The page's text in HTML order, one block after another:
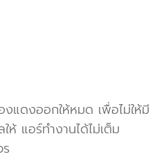
แดงออกให้หมด เพื่อไม่ให้มี
ห้ แอร์ทำงานได้ไม่เต็ม